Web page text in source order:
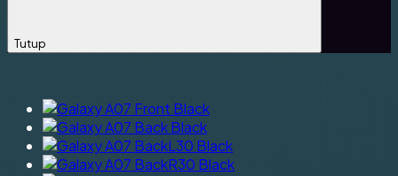
Tutup